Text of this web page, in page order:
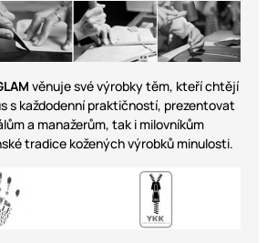
věnuje své výrobky těm, kteří chtějí
s každodenní praktičností, prezentovat
a manažerům, tak i milovníkům
tradice kožených výrobků minulosti.